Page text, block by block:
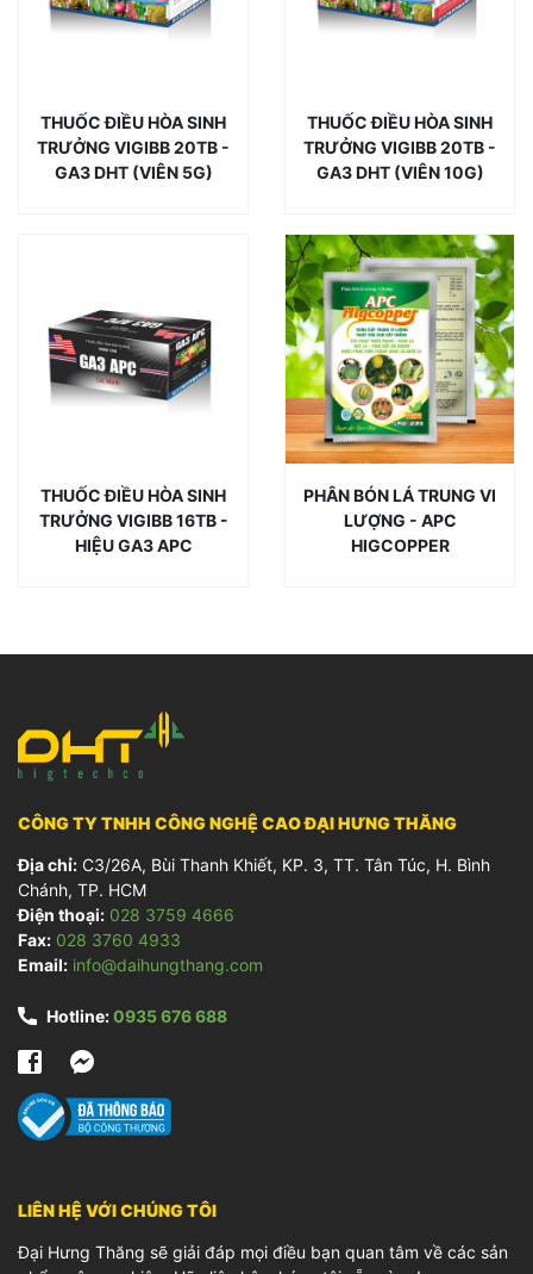
THUỐC ĐIỀU HÒA SINH
TRƯỞNG VIGIBB 20TB -
GA3 DHT (VIÊN 5G)
THUỐC ĐIỀU HÒA SINH
TRƯỞNG VIGIBB 20TB -
GA3 DHT (VIÊN 10G)
THUỐC ĐIỀU HÒA SINH
TRƯỞNG VIGIBB 16TB -
HIỆU GA3 APC
PHÂN BÓN LÁ TRUNG VI
LƯỢNG - APC
HIGCOPPER
CÔNG TY TNHH CÔNG NGHỆ CAO ĐẠI HƯNG THĂNG
Địa chỉ: C3/26A, Bùi Thanh Khiết, KP. 3, TT. Tân Túc, H. Bình
Chánh, TP. HCM
Điện thoại: 028 3759 4666
Fax: 028 3760 4933
Email: info@daihungthang.com
Hotline:0935 676 688
LIÊN HỆ VỚI CHÚNG TÔI
Đại Hưng Thăng sẽ giải đáp mọi điều bạn quan tâm về các sản